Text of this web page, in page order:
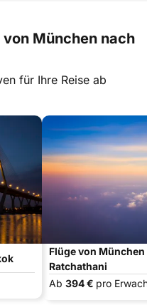
München nach
für Ihre Reise ab
Flüge von
Ratchathani
Ab 394 € pro